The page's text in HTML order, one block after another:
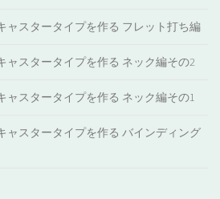
ャスタータイプを作る フレット打ち編
ャスタータイプを作る ネック編その2
ャスタータイプを作る ネック編その1
ャスタータイプを作る バインディング